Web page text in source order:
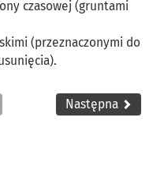
czasowej (gruntami
(przeznaczonymi do
Następna